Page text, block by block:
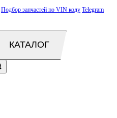
Подбор запчастей по VIN коду Telegram
КАТАЛОГ